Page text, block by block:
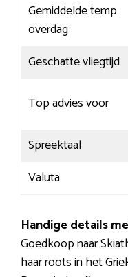
Gemiddelde temp
overdag
Geschatte vliegtijd
Top advies voor
Spreektaal
Valuta
Handige details
Goedkoop naar
haar roots in het